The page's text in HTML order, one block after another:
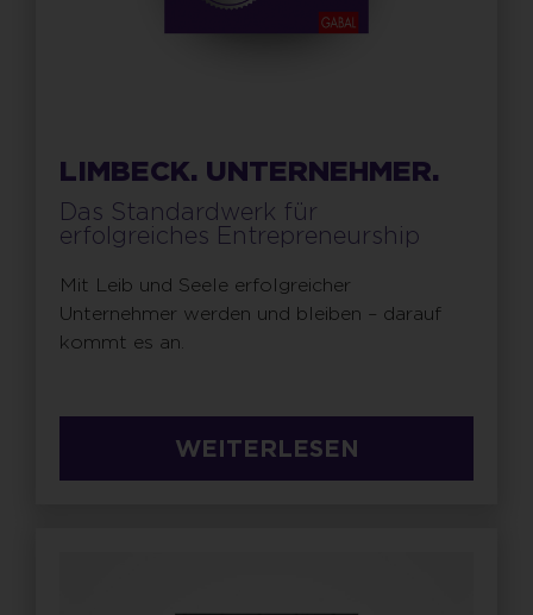
LIMBECK. UNTERNEHMER.
Das Standardwerk für
erfolgreiches Entrepreneurship
Mit Leib und Seele erfolgreicher
Unternehmer werden und bleiben – darauf
kommt es an.
WEITERLESEN